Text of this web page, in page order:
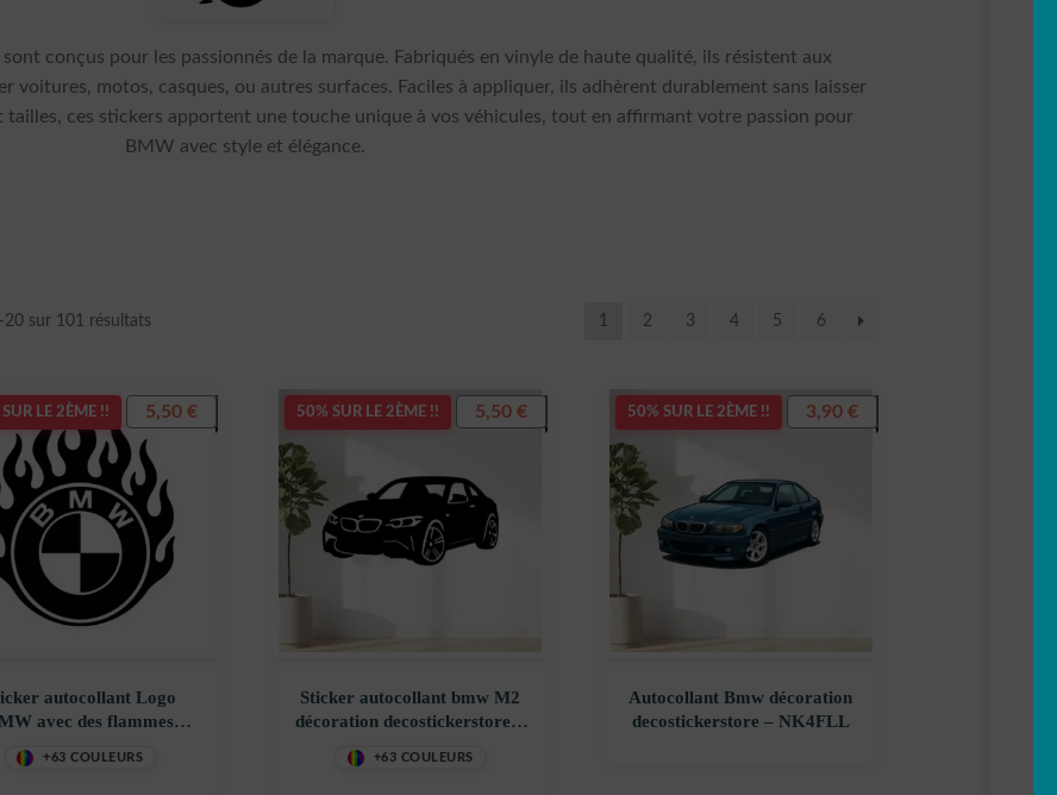
conçus pour les passionnés de la marque. Fabriqués en vinyle de haute qualité, ils résistent aux
voitures, motos, casques, ou autres surfaces. Faciles à appliquer, ils adhèrent durablement sans laisser
tailles, ces stickers apportent une touche unique à vos véhicules, tout en affirmant votre passion pour
BMW avec style et élégance.
sur 101 résultats
récent
au
ancien
1 2 3 4 5 6
LE 2ÈME !!
autocollant Logo
avec des flammes
+63 COULEURS
5,50 € 50% SUR LE 2ÈME !!
Sticker autocollant bmw M2
décoration decostickerstore –
+63 COULEURS
5,50€ 50% SUR LE 2ÈME !!
Autocollant Bmw décoration
decostickerstore – NK4FLL
3,90 €